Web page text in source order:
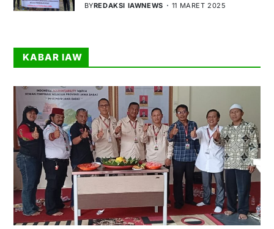
BYREDAKSI IAWNEWS 11 MARET 2025
KABAR IAW